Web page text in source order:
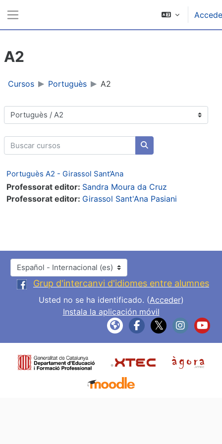
A2
Cursos Portuguès A2
Categorías
Buscar cursos
Buscar cursos
Portuguès A2 - Girassol Sant’Ana
Professorat editor: Sandra Moura da Cruz
Professorat editor: Girassol Sant'Ana Pasiani
Idioma
Grup d'intercanvi d'idiomes entre alumnes
Usted no se ha identificado. (Acceder)
Instala la aplicación móvil